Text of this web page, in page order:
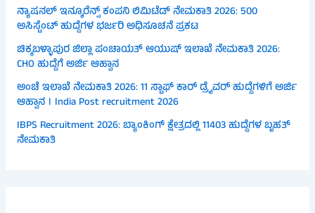
ನ್ಯಾಷನಲ್ ಇನ್ಶೂರೆನ್ಸ್ ಕಂಪನಿ ಲಿಮಿಟೆಡ್ ನೇಮಕಾತಿ 2026: 500
ಅಸಿಸ್ಟೆಂಟ್ ಹುದ್ದೆಗಳ ಭರ್ಜರಿ ಅಧಿಸೂಚನೆ ಪ್ರಕಟ
ಚಿಕ್ಕಬಳ್ಳಾಪುರ ಜಿಲ್ಲಾ ಪಂಚಾಯತ್ ಆಯುಷ್ ಇಲಾಖೆ ನೇಮಕಾತಿ 2026:
CHO ಹುದ್ದೆಗೆ ಅರ್ಜಿ ಆಹ್ವಾನ
ಅಂಚೆ ಇಲಾಖೆ ನೇಮಕಾತಿ 2026: 11 ಸ್ಟಾಫ್ ಕಾರ್ ಡ್ರೈವರ್ ಹುದ್ದೆಗಳಿಗೆ ಅರ್ಜಿ
ಆಹ್ವಾನ । India Post recruitment 2026
IBPS Recruitment 2026: ಬ್ಯಾಂಕಿಂಗ್ ಕ್ಷೇತ್ರದಲ್ಲಿ 11403 ಹುದ್ದೆಗಳ ಬೃಹತ್
ನೇಮಕಾತಿ